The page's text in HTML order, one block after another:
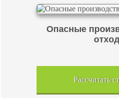
Опасные
Рассчитать